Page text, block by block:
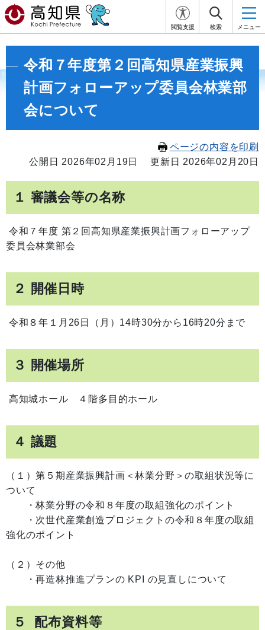
閲覧支援 検索 メニュー
令和７年度第２回高知県産業振興
計画フォローアップ委員会林業部
会について
ページの内容を印刷
公開日 2026年02月19日
更新日 2026年02月20日
１ 審議会等の名称
令和７年度 第２回高知県産業振興計画フォローアップ
委員会林業部会
２ 開催日時
令和８年１月26日（月）14時30分から16時20分まで
３ 開催場所
高知城ホール ４階多目的ホール
４ 議題
（１）第５期産業振興計画＜林業分野＞の取組状況等に
ついて
・林業分野の令和８年度の取組強化のポイント
・次世代産業創造プロジェクトの令和８年度の取組
強化のポイント
（２）その他
・再造林推進プランの KPI の見直しについて
５ 配布資料等